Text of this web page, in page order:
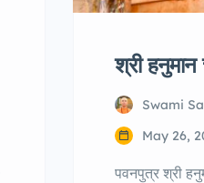
श्री
Swami
May 26,
पवनपुत्र श्री